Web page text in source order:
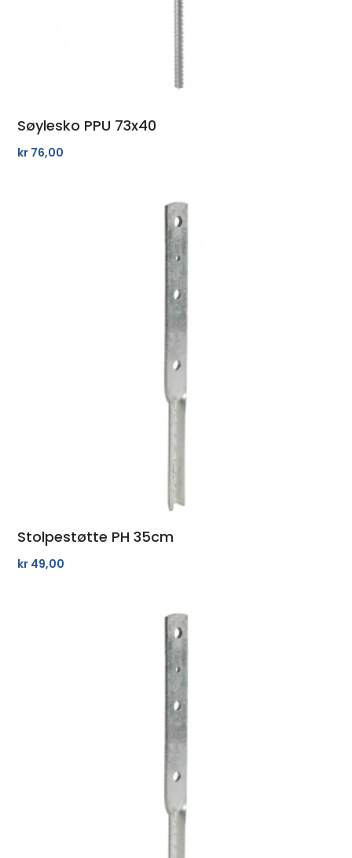
Søylesko PPU 73x40
kr 76,00
Stolpestøtte PH 35cm
kr 49,00